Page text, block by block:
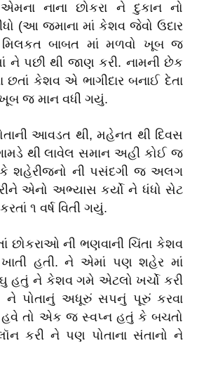
નાના છોકરા ને દુકાન નો
(આ જમાના માં કેશવ જેવો ઉદાર
બાબત માં મળવો ખૂબ જ
ને પછી થી જાણ કરી. નામની છેક
છતાં કેશવ એ ભાગીદાર બનાઈ દેતા
જ માન વધી ગયું.
આવડત થી, મહેનત થી દિવસ
થી લાવેલ સમાન અહી કોઈ જ
શહેરીજનો ની પસંદગી જ અલગ
એનો અભ્યાસ કર્યો ને ધંધો સેટ
૧ વર્ષ વિતી ગયું.
છોકરાઓ ની ભણવાની ચિંતા કેશવ
હતી. ને એમાં પણ શહેર માં
હતું ને કેશવ ગમે એટલો ખર્ચો કરી
ને પોતાનું અધૂરું સપનું પૂરું કરવા
હવે તો એક જ સ્વપ્ન હતું કે બચતો
કરી ને પણ પોતાના સંતાનો ને